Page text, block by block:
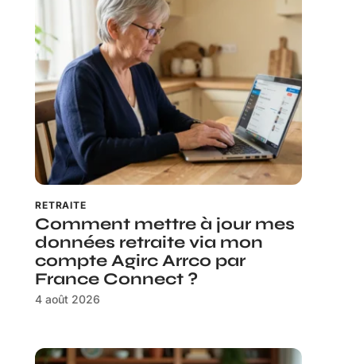
RETRAITE
Comment mettre à jour mes
données retraite via mon
compte Agirc Arrco par
France Connect ?
4 août 2026